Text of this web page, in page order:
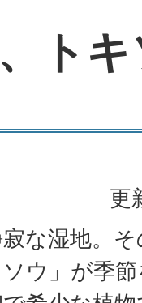
ト
更
な湿地。
ウ」が季